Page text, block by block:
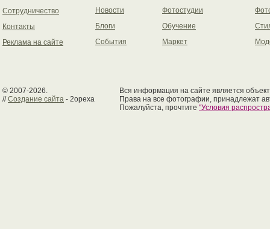
Сотрудничество
Контакты
Реклама на сайте
Новости
Блоги
События
Фотостудии
Обучение
Маркет
© 2007-2026.
//Создание сайта - 2opexa
Вся информация на сайте является
Права на все фотографии, принадлежат
Пожалуйста, прочтите "Условия